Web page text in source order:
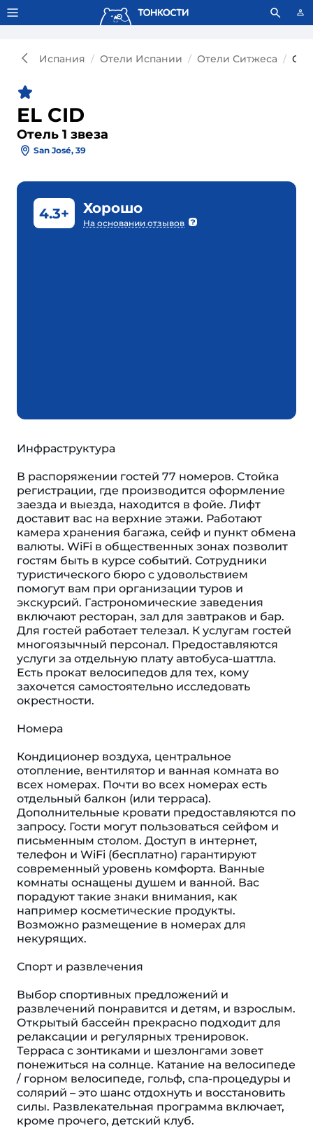
Тонкости используют сookie-файлы. Что это значит?
Испания Отели Испании Отели Ситжеса
EL CID
Отель 1 звеза
San José, 39
4.3+ Хорошо
На основании отзывов
Инфраструктура
В распоряжении гостей 77 номеров. Cтойка
регистрации, где производится оформление
заезда и выезда, находится в фойе. Лифт
доставит вас на верхние этажи. Работают
камера хранения багажа, сейф и пункт обмена
валюты. WiFi в общественных зонах позволит
гостям быть в курсе событий. Сотрудники
туристического бюро с удовольствием
помогут вам при организации туров и
экскурсий. Гастрономические заведения
включают ресторан, зал для завтраков и бар.
Для гостей работает телезал. К услугам гостей
многоязычный персонал. Предоставляются
услуги за отдельную плату автобуса-шаттла.
Есть прокат велосипедов для тех, кому
захочется самостоятельно исследовать
окрестности.
Номера
Кондиционер воздуха, центральное
отопление, вентилятор и ванная комната во
всех номерах. Почти во всех номерах есть
отдельный балкон (или терраса).
Дополнительные кровати предоставляются по
запросу. Гости могут пользоваться сейфом и
письменным столом. Доступ в интернет,
телефон и WiFi (бесплатно) гарантируют
современный уровень комфорта. Ванные
комнаты оснащены душем и ванной. Вас
порадуют такие знаки внимания, как
например косметические продукты.
Возможно размещение в номерах для
некурящих.
Спорт и развлечения
Выбор спортивных предложений и
развлечений понравится и детям, и взрослым.
Открытый бассейн прекрасно подходит для
релаксации и регулярных тренировок.
Терраса с зонтиками и шезлонгами зовет
понежиться на солнце. Катание на велосипеде
/ горном велосипеде, гольф, спа-процедуры и
солярий – это шанс отдохнуть и восстановить
силы. Развлекательная программа включает,
кроме прочего, детский клуб.